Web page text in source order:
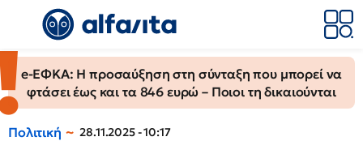
e-ΕΦΚΑ: Η προσαύξηση στη σύνταξη που μπορεί να
φτάσει έως και τα 846 ευρώ – Ποιοι τη δικαιούνται
Πολιτική 28.11.2025 - 10:17